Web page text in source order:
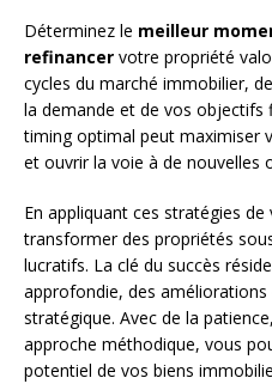
Déterminez le meilleur
refinancer votre propriété
cycles du marché immobilier,
la demande et de vos objectifs
timing optimal peut maximiser
et ouvrir la voie à de nouvelles
En appliquant ces stratégies
transformer des propriétés
lucratifs. La clé du succès
approfondie, des
stratégique. Avec de la
approche méthodique, vous
potentiel de vos biens